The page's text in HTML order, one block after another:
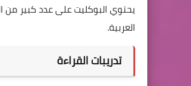
يحتوي البوكليت على عدد كبير من
العربية.
تدريبات القراءة